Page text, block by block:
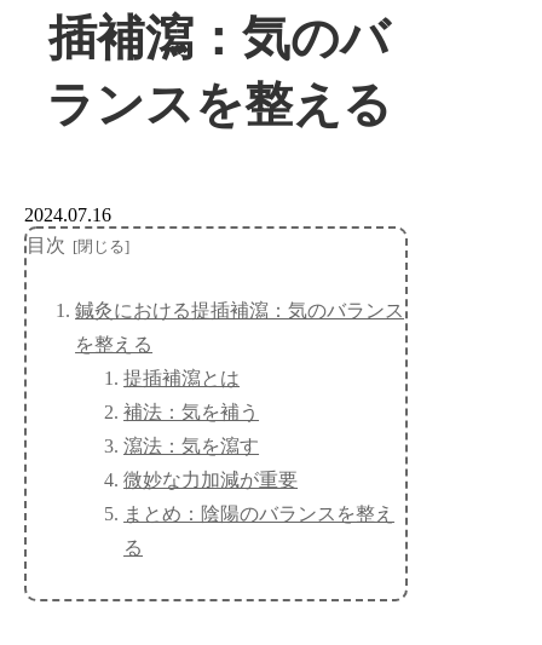
插補瀉：気のバ
ランスを整える
2024.07.16
目次
鍼灸における提插補瀉：気のバランス
を整える
提插補瀉とは
補法：気を補う
瀉法：気を瀉す
微妙な力加減が重要
まとめ：陰陽のバランスを整え
る